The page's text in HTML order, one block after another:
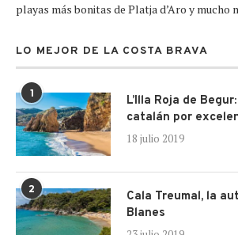
playas más bonitas de Platja d’Aro y mucho
LO MEJOR DE LA COSTA BRAVA
1
L’Illa Roja de
catalán por
18 julio 2019
2
Cala Treumal, la
Blanes